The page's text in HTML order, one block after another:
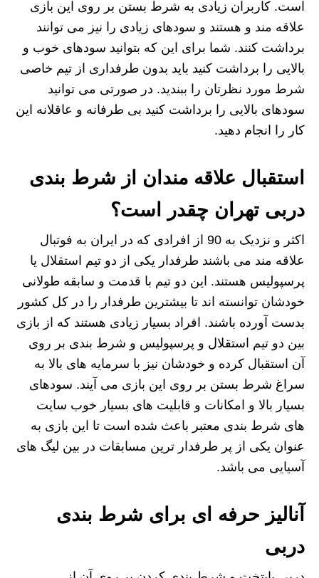
است. کاربران زیادی به شرط بستن بر روی این بازی
علاقه مند و هستند و سودهای زیادی را نیز می توانند
برداشت کنند. شما برای این که بتوانید سودهای خوب و
بالایی را برداشت کنید باید بدون طرفداری از تیم خاصی
شرط مورد نظرتان را ببندید. در صورتی می توانید
سودهای بالایی را برداشت کنید بی طرفانه و عاقلانه این
کار را انجام دهید.
استقبال علاقه مندان از شرط بندی
دربی تهران چقدر است؟
اکثر و نزدیک به 90 از افرادی که در ایران به فوتبال
علاقه مند می باشند طرفدار یکی از دو تیم استقلال یا
پرسپولیس هستند. این دو تیم با قدمت و سابقه طولانی
خودشان توانسته اند تا بیشترین طرفدار را در کل کشور
بدست آورده باشند. افراد بسیار زیادی هستند که از بازی
بین دو تیم استقلال و پرسپولیس و شرط بندی بر روی
آن استقبال کرده و خودشان نیز با سرمایه های بالا به
سراغ شرط بستن بر روی این بازی می آیند. سودهای
بسیار بالا و امکانات و قابلیت های بسیار خوب سایت
های شرط بندی معتبر باعث شده است تا این بازی به
عنوان یکی از پر طرفدار ترین مسابقات در بین لیگ های
آسیایی می باشد.
آنالیز حرفه ای برای شرط بندی
دربی